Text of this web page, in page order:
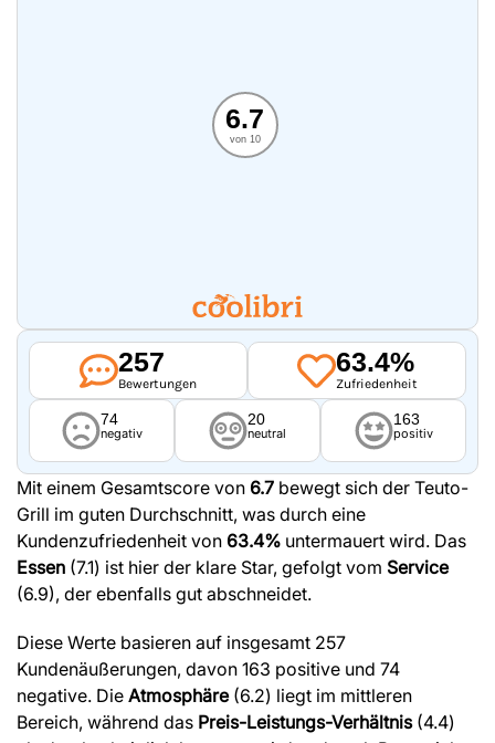
6.7
von 10
257
Bewertungen
63.4%
Zufriedenheit
74
negativ
20
neutral
163
positiv
Mit einem Gesamtscore von 6.7 bewegt sich der Teuto-
Grill im guten Durchschnitt, was durch eine
Kundenzufriedenheit von 63.4% untermauert wird. Das
Essen (7.1) ist hier der klare Star, gefolgt vom Service
(6.9), der ebenfalls gut abschneidet.
Diese Werte basieren auf insgesamt 257
Kundenäußerungen, davon 163 positive und 74
negative. Die Atmosphäre(6.2) liegt im mittleren
Bereich, während das Preis-Leistungs-Verhältnis(4.4)